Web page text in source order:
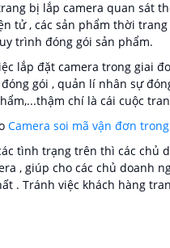
bị lắp camera quan sát
tử , các sản phẩm thời
trình đóng gói sản phẩm.
lắp đặt camera trong giai
gói , quản lí nhân sự
chí là cái cuộc
Camera soi mã vận đơn
tình trạng trên thì các chủ
, giúp cho các chủ doanh
. Tránh việc khách hàng